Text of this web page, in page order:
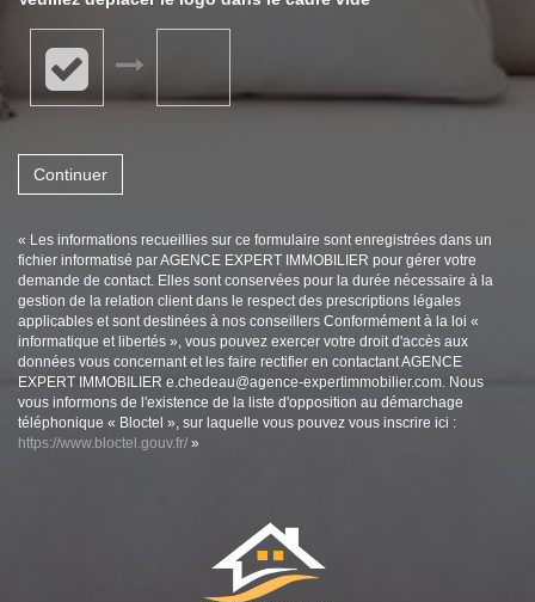
Continuer
« Les informations recueillies sur ce formulaire sont enregistrées dans un
fichier informatisé par AGENCE EXPERT IMMOBILIER pour gérer votre
demande de contact. Elles sont conservées pour la durée nécessaire à la
gestion de la relation client dans le respect des prescriptions légales
applicables et sont destinées à nos conseillers Conformément à la loi «
informatique et libertés », vous pouvez exercer votre droit d'accès aux
données vous concernant et les faire rectifier en contactant AGENCE
EXPERT IMMOBILIER e.chedeau@agence-expertimmobilier.com. Nous
vous informons de l'existence de la liste d'opposition au démarchage
téléphonique « Bloctel », sur laquelle vous pouvez vous inscrire ici :
https://www.bloctel.gouv.fr/ »